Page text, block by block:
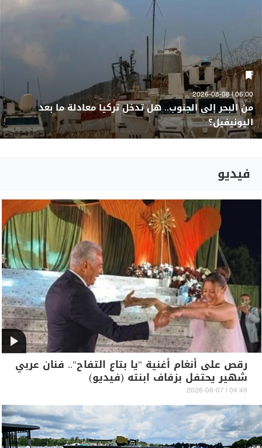
06:00 | 2026-08-08
من البحر إلى الجنوب.. هل تدخل تركيا معادلة ما بعد
اليونيفيل؟
فيديو
رقص على أنغام أغنية "يا بتاع التفاح".. فنان عربي
شهير يحتفل بزفاف ابنته (فيديو)
04:49 | 2026-08-07